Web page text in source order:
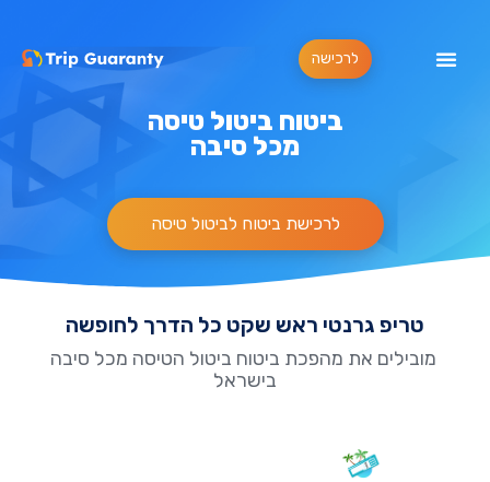
לרכישה
ביטוח ביטול טיסה
מכל סיבה
לרכישת ביטוח לביטול טיסה
טריפ גרנטי ראש שקט כל הדרך לחופשה
מובילים את מהפכת ביטוח ביטול הטיסה מכל סיבה
בישראל